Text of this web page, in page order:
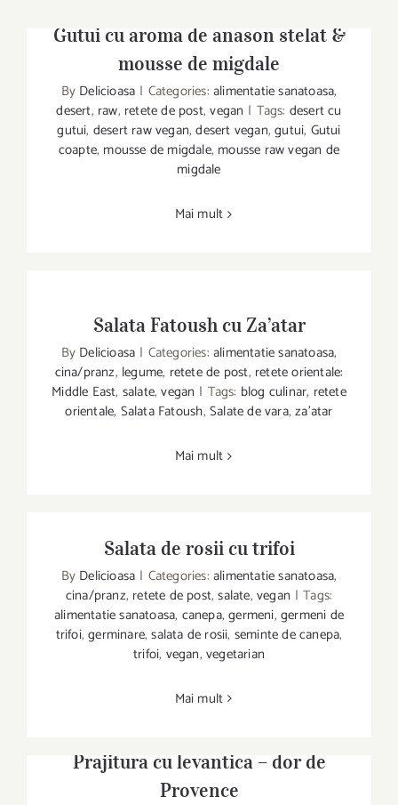
Gutui cu aroma de anason stelat &
mousse de migdale
Gutui cu aroma de anason stelat &
mousse de migdale
By Delicioasa | Categories: alimentatie sanatoasa,
desert, raw, retete de post,vegan | Tags: desert cu
gutui, desert raw vegan,desert vegan,gutui, Gutui
coapte, mousse de migdale, mousse raw vegan de
migdale
Mai mult
Salata Fatoush cu Za’atar
Salata Fatoush cu Za’atar
By Delicioasa | Categories: alimentatie sanatoasa,
cina/pranz, legume, retete de post, retete orientale:
Middle East, salate,vegan | Tags: blog culinar, retete
orientale, Salata Fatoush, Salate de vara,za'atar
Mai mult
Salata de rosii cu trifoi
Salata de rosii cu trifoi
By Delicioasa | Categories: alimentatie sanatoasa,
cina/pranz, retete de post,salate,vegan | Tags:
alimentatie sanatoasa, canepa,germeni,germeni de
trifoi,germinare,salata de rosii, seminte de canepa,
trifoi, vegan, vegetarian
Mai mult
Prajitura cu levantica – dor de
Provence